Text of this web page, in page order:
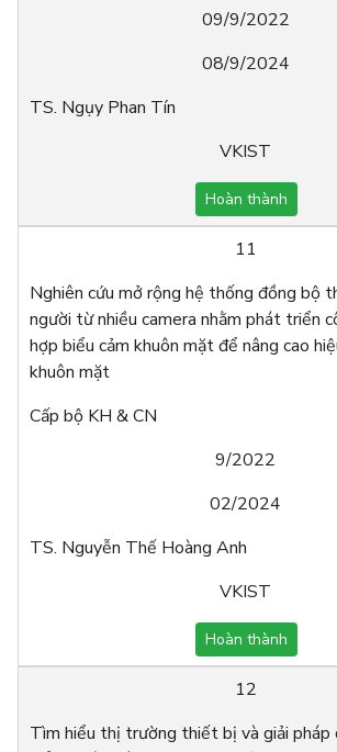
09/9/2022
08/9/2024
TS. Ngụy Phan Tín
VKIST
Hoàn thành
11
Nghiên cứu mở rộng hệ thống đồng bộ
người từ nhiều camera nhằm phát triển
hợp biểu cảm khuôn mặt để nâng cao
khuôn mặt
Cấp bộ KH & CN
9/2022
02/2024
TS. Nguyễn Thế Hoàng Anh
VKIST
Hoàn thành
12
Tìm hiểu thị trường thiết bị và giải pháp